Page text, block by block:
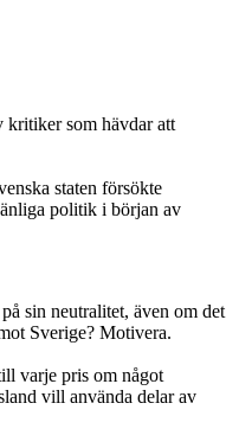
kritiker som hävdar att
staten försökte
politik i början av
sin neutralitet, även om det
Sverige? Motivera.
varje pris om något
vill använda delar av